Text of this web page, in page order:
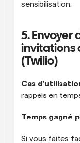
sensibilisation.
5. Envoyer
invitations
(Twilio)
Cas
rappels en
Temps gagné
Si vous faites